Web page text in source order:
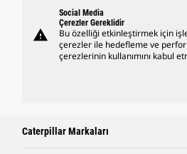
warning
Social Media
Çerezler Gereklidir
Bu özelliği etkinleştirmek için
çerezler ile hedefleme ve
çerezlerinin kullanımını kabul
Caterpillar Markaları